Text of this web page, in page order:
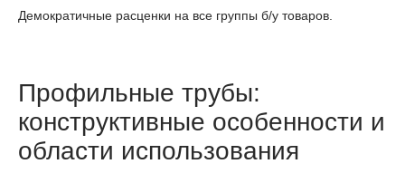
Демократичные расценки на все группы б/у товаров.
Профильные трубы:
конструктивные особенности и
области использования